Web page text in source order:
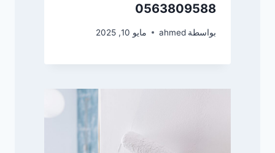
0563809588
بواسطة ahmed مايو 10, 2025